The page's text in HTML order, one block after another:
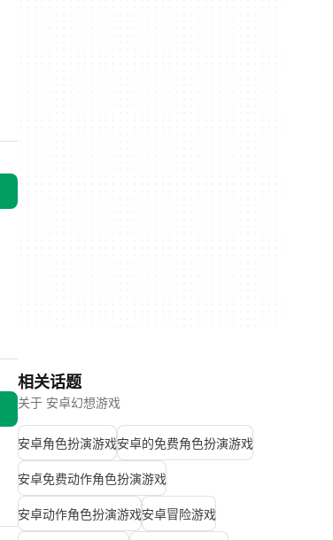
相关话题
关于 安卓幻想游戏
安卓角色扮演游戏安卓的免费角色扮演游戏
安卓免费动作角色扮演游戏
安卓动作角色扮演游戏安卓冒险游戏